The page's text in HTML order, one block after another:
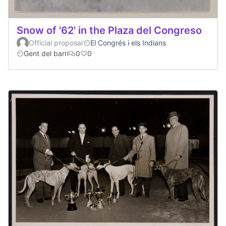
Snow of '62' in the Plaza del Congreso
Official proposal
El Congrés i els Indians
Gent del barri
0 0